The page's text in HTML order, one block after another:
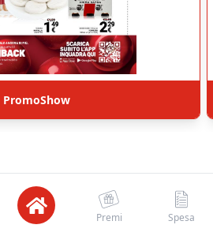
PromoShow
Premi Spesa